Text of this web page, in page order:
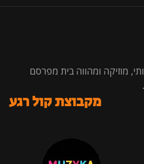
מוזיקה ומהווה בית מפרסם
מקבוצת קול רגע